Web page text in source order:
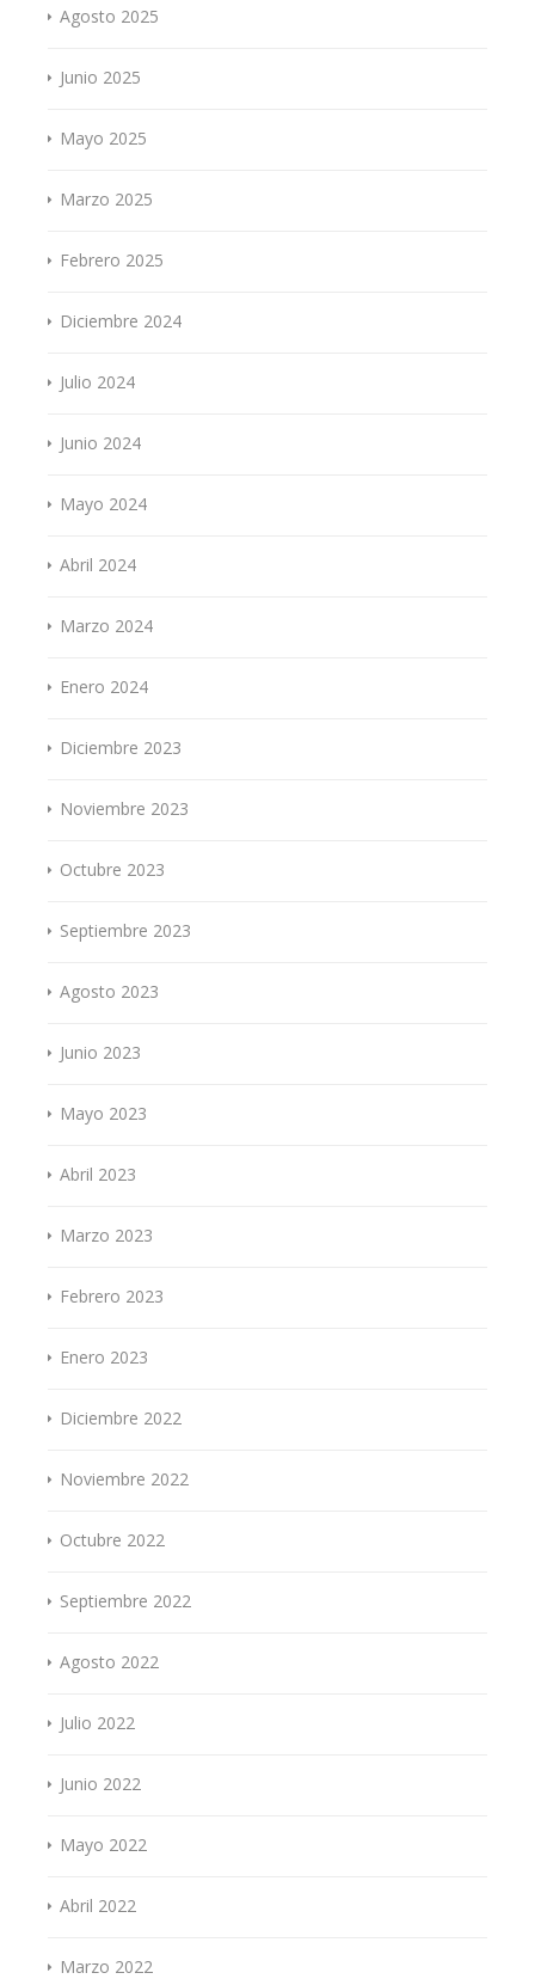
Agosto 2025
Junio 2025
Mayo 2025
Marzo 2025
Febrero 2025
Diciembre 2024
Julio 2024
Junio 2024
Mayo 2024
Abril 2024
Marzo 2024
Enero 2024
Diciembre 2023
Noviembre 2023
Octubre 2023
Septiembre 2023
Agosto 2023
Junio 2023
Mayo 2023
Abril 2023
Marzo 2023
Febrero 2023
Enero 2023
Diciembre 2022
Noviembre 2022
Octubre 2022
Septiembre 2022
Agosto 2022
Julio 2022
Junio 2022
Mayo 2022
Abril 2022
Marzo 2022